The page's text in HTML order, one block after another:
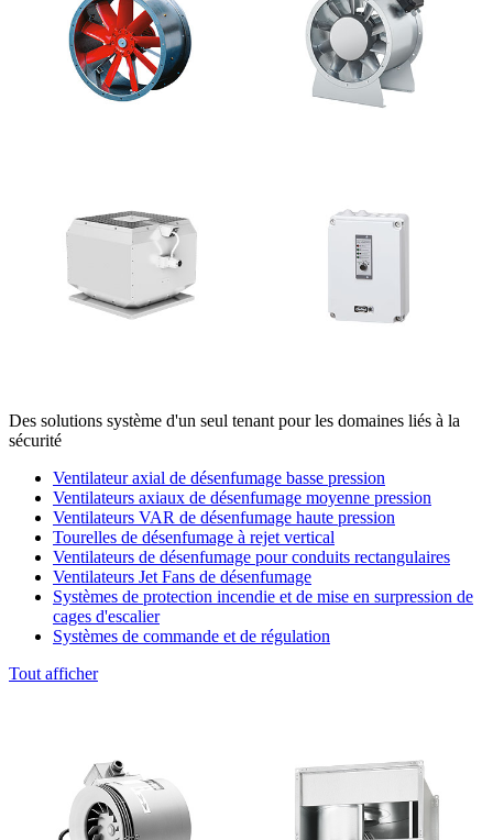
Des solutions système d'un seul tenant pour les domaines liés à la
sécurité
Ventilateur axial de désenfumage basse pression
Ventilateurs axiaux de désenfumage moyenne pression
Ventilateurs VAR de désenfumage haute pression
Tourelles de désenfumage à rejet vertical
Ventilateurs de désenfumage pour conduits rectangulaires
Ventilateurs Jet Fans de désenfumage
Systèmes de protection incendie et de mise en surpression de
cages d'escalier
Systèmes de commande et de régulation
Tout afficher